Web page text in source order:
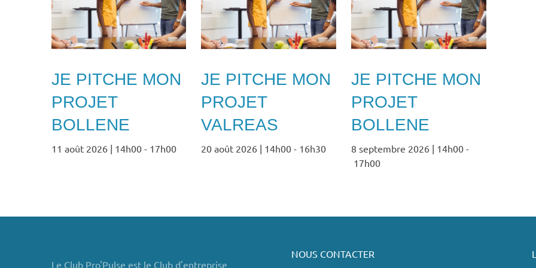
JE PITCHE MON
PROJET
BOLLENE
11 août 2026 | 14h00 - 17h00
JE PITCHE MON
PROJET
VALREAS
20 août 2026 | 14h00 - 16h30
JE PITCHE MON
PROJET
BOLLENE
8 septembre 2026 | 14h00 -
17h00
Le Club Pro'Pulse est le Club d'entreprise
NOUS CONTACTER